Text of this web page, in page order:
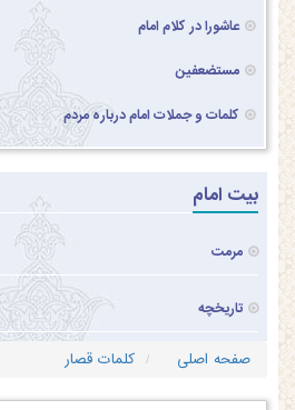
عاشورا در کلام امام
مستضعفین
کلمات و جملات امام درباره مردم
بیت امام
مرمت
تاریخچه
صفحه اصلی کلمات قصار